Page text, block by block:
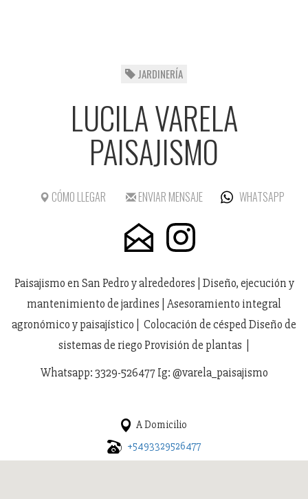
JARDINERÍA
LUCILA VARELA
PAISAJISMO
CÓMO LLEGAR ENVIAR MENSAJE WHATSAPP
Paisajismo en San Pedro y alrededores | Diseño, ejecución y
mantenimiento de jardines | Asesoramiento integral
agronómico y paisajístico | Colocación de césped Diseño de
sistemas de riego Provisión de plantas |
Whatsapp: 3329-526477 Ig: @varela_paisajismo
A Domicilio
+5493329526477